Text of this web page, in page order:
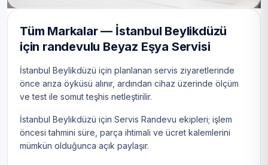
Tüm Markalar — İstanbul Beylikdüzü
için randevulu Beyaz Eşya Servisi
İstanbul Beylikdüzü için planlanan servis ziyaretlerinde
önce arıza öyküsü alınır, ardından cihaz üzerinde ölçüm
ve test ile somut teşhis netleştirilir.
İstanbul Beylikdüzü için Servis Randevu ekipleri; işlem
öncesi tahmini süre, parça ihtimali ve ücret kalemlerini
mümkün olduğunca açık paylaşır.